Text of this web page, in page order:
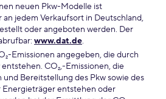
neuen Pkw-Modelle ist
jedem Verkaufsort in Deutschland,
oder angeboten werden. Der
www.dat.de.
Emissionen angegeben, die durch
CO₂,-Emissionen, die
Bereitstellung des Pkw sowie des
Energieträger entstehen oder